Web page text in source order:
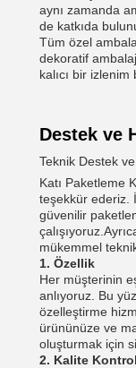
aynı zamanda
de katkıda
Tüm özel
dekoratif
kalıcı bir izlenim
Destek ve
Teknik Destek
Katı Paketleme
teşekkür ederiz.
güvenilir
mükemmel
1. Özellik
Her müşterinin
anlıyoruz. Bu
özelleştirme
ürününüze ve
oluşturmak için
2. Kalite